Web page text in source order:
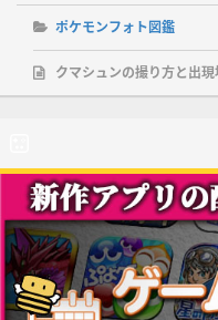
ポケモンフォト図鑑
クマシュンの撮り方と出現